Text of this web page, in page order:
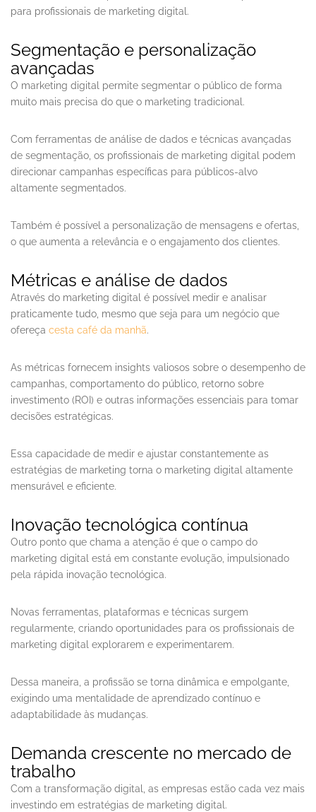
para profissionais de marketing digital.
Segmentação e personalização
avançadas
O marketing digital permite segmentar o público de forma
muito mais precisa do que o marketing tradicional.
Com ferramentas de análise de dados e técnicas avançadas
de segmentação, os profissionais de marketing digital podem
direcionar campanhas específicas para públicos-alvo
altamente segmentados.
Também é possível a personalização de mensagens e ofertas,
o que aumenta a relevância e o engajamento dos clientes.
Métricas e análise de dados
Através do marketing digital é possível medir e analisar
praticamente tudo, mesmo que seja para um negócio que
ofereça cesta café da manhã.
As métricas fornecem insights valiosos sobre o desempenho de
campanhas, comportamento do público, retorno sobre
investimento (ROI) e outras informações essenciais para tomar
decisões estratégicas.
Essa capacidade de medir e ajustar constantemente as
estratégias de marketing torna o marketing digital altamente
mensurável e eficiente.
Inovação tecnológica contínua
Outro ponto que chama a atenção é que o campo do
marketing digital está em constante evolução, impulsionado
pela rápida inovação tecnológica.
Novas ferramentas, plataformas e técnicas surgem
regularmente, criando oportunidades para os profissionais de
marketing digital explorarem e experimentarem.
Dessa maneira, a profissão se torna dinâmica e empolgante,
exigindo uma mentalidade de aprendizado contínuo e
adaptabilidade às mudanças.
Demanda crescente no mercado de
trabalho
Com a transformação digital, as empresas estão cada vez mais
investindo em estratégias de marketing digital.